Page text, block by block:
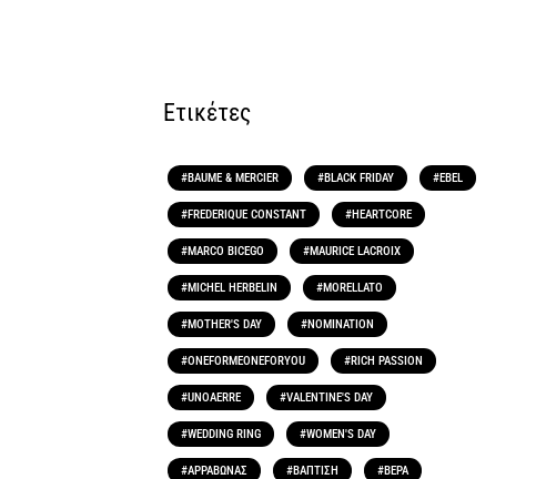
Ετικέτες
BAUME & MERCIER BLACK FRIDAY EBEL
FREDERIQUE CONSTANT HEARTCORE
MARCO BICEGO MAURICE LACROIX
MICHEL HERBELIN MORELLATO
MOTHER'S DAY NOMINATION
ONEFORMEONEFORYOU RICH PASSION
UNOAERRE VALENTINE'S DAY
WEDDING RING WOMEN'S DAY
ΑΡΡΑΒΩΝΑΣ ΒΑΠΤΙΣΗ ΒΕΡΑ